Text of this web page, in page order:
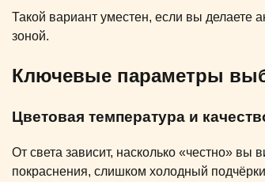
Такой вариант уместен, если вы делаете
зоной.
Ключевые параметры
Цветовая температура и
От света зависит, насколько «честно»
покраснения, слишком холодный